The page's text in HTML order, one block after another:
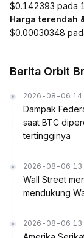
$0.142393 pada
Harga terendah
$0.00030348
Berita Orbit
2026-08-06
Dampak
saat BTC
tertingginya
2026-08-06
Wall Street
mendukung
2026-08-06